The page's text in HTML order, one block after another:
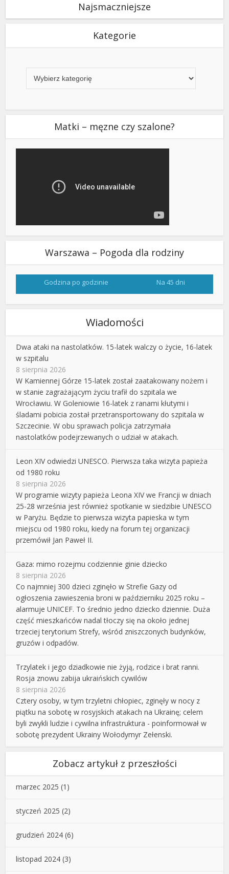
Najsmaczniejsze
Kategorie
Matki – męzne czy szalone?
Warszawa – Pogoda dla rodziny
Godzina po godzinie Na 45 dni
Wiadomości
Dwa ataki na nastolatków. 15-latek walczy o życie, 16-latek
w szpitalu
8 sierpnia 2026
W Kamiennej Górze 15-latek został zaatakowany nożem i
w stanie zagrażającym życiu trafił do szpitala we
Wrocławiu. W Goleniowie 16-latek z ranami kłutymi i
śladami pobicia został przetransportowany do szpitala w
Szczecinie. W obu sprawach policja zatrzymała
nastolatków podejrzewanych o udział w atakach.
Leon XIV odwiedzi UNESCO. Pierwsza taka wizyta papieża
od 1980 roku
8 sierpnia 2026
W programie wizyty papieża Leona XIV we Francji w dniach
25-28 września jest również spotkanie w siedzibie UNESCO
w Paryżu. Będzie to pierwsza wizyta papieska w tym
miejscu od 1980 roku, kiedy na forum tej organizacji
przemówił Jan Paweł II.
Gaza: mimo rozejmu codziennie ginie dziecko
8 sierpnia 2026
Co najmniej 300 dzieci zginęło w Strefie Gazy od
ogłoszenia zawieszenia broni w październiku 2025 roku –
alarmuje UNICEF. To średnio jedno dziecko dziennie. Duża
część mieszkańców nadal tłoczy się na około jednej
trzeciej terytorium Strefy, wśród zniszczonych budynków,
gruzów i odpadów.
Trzylatek i jego dziadkowie nie żyją, rodzice i brat ranni.
Rosja znowu zabija ukraińskich cywilów
8 sierpnia 2026
Cztery osoby, w tym trzyletni chłopiec, zginęły w nocy z
piątku na sobotę w rosyjskich atakach na Ukrainę; celem
byli zwykli ludzie i cywilna infrastruktura - poinformował w
sobotę prezydent Ukrainy Wołodymyr Zełenski.
Zobacz artykuł z przeszłości
marzec 2025 (1)
styczeń 2025 (2)
grudzień 2024 (6)
listopad 2024 (3)